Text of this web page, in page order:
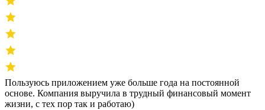
Пользуюсь приложением уже больше года на постоянной
основе. Компания выручила в трудный финансовый момент
жизни, с тех пор так и работаю)